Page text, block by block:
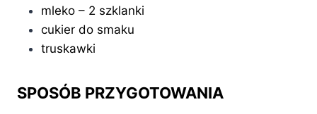
mleko – 2 szklanki
cukier do smaku
truskawki
SPOSÓB PRZYGOTOWANIA